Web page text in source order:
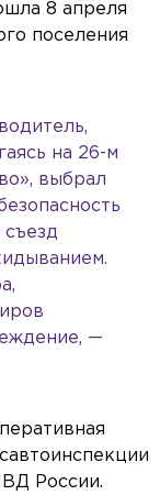
8 апреля
поселения
на 26-м
выбрал
—
России.